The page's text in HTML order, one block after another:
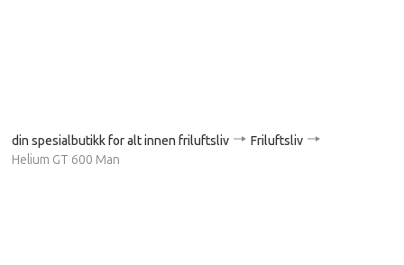
din spesialbutikk for alt innen friluftsliv
Friluftsliv
Helium GT 600 Man